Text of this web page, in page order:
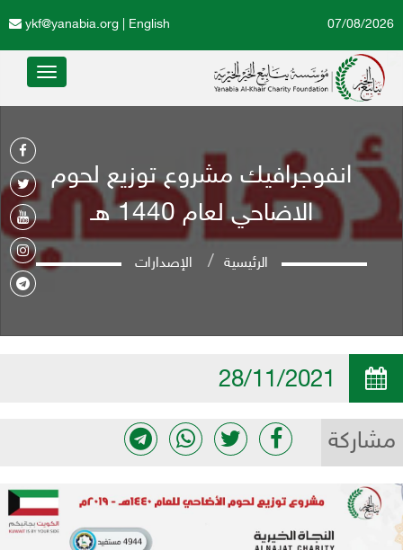
English
ykf@yanabia.org 07/08/2026
Toggle
انفوجرافيك مشروع توزيع لحوم
الاضاحي لعام 1440 هـ
الرئيسية الإصدارات
مشاركة